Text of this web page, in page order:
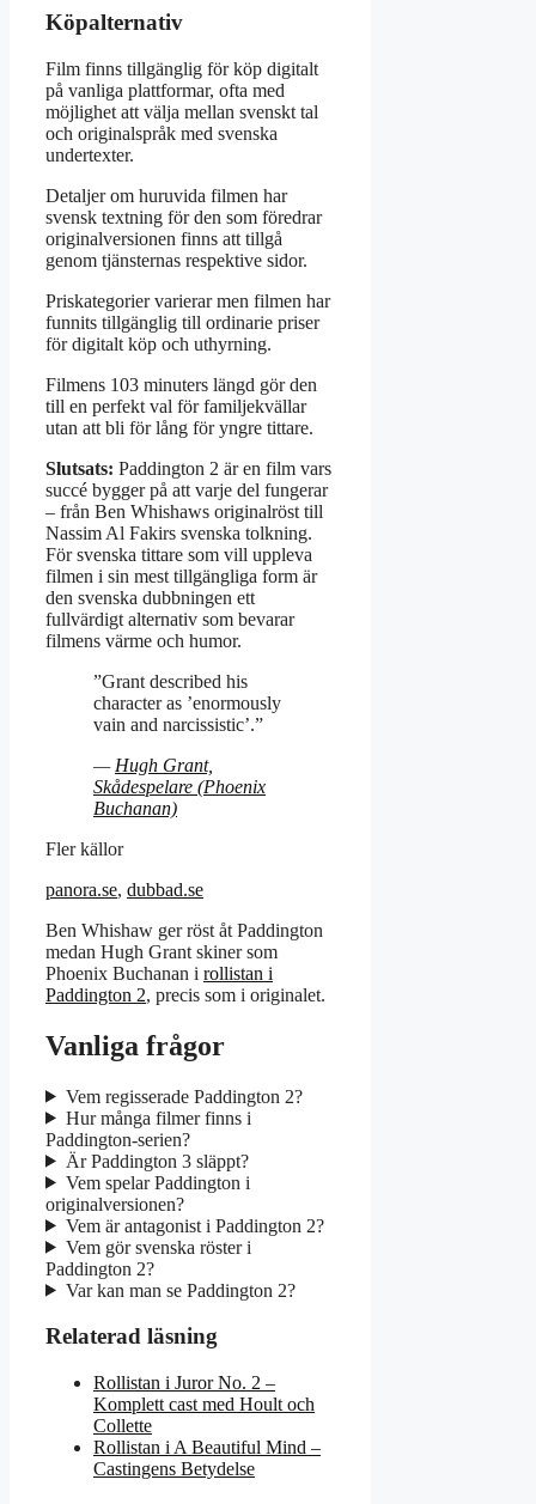
Köpalternativ
Film finns tillgänglig för köp digitalt
på vanliga plattformar, ofta med
möjlighet att välja mellan svenskt tal
och originalspråk med svenska
undertexter.
Detaljer om huruvida filmen har
svensk textning för den som föredrar
originalversionen finns att tillgå
genom tjänsternas respektive sidor.
Priskategorier varierar men filmen har
funnits tillgänglig till ordinarie priser
för digitalt köp och uthyrning.
Filmens 103 minuters längd gör den
till en perfekt val för familjekvällar
utan att bli för lång för yngre tittare.
Slutsats: Paddington 2 är en film vars
succé bygger på att varje del fungerar
– från Ben Whishaws originalröst till
Nassim Al Fakirs svenska tolkning.
För svenska tittare som vill uppleva
filmen i sin mest tillgängliga form är
den svenska dubbningen ett
fullvärdigt alternativ som bevarar
filmens värme och humor.
”Grant described his
character as ’enormously
vain and narcissistic’.”
— Hugh Grant,
Skådespelare (Phoenix
Buchanan)
Fler källor
panora.se, dubbad.se
Ben Whishaw ger röst åt Paddington
medan Hugh Grant skiner som
Phoenix Buchanan i rollistan i
Paddington 2, precis som i originalet.
Vanliga frågor
Vem regisserade Paddington 2?
Hur många filmer finns i
Paddington-serien?
Är Paddington 3 släppt?
Vem spelar Paddington i
originalversionen?
Vem är antagonist i Paddington 2?
Vem gör svenska röster i
Paddington 2?
Var kan man se Paddington 2?
Relaterad läsning
Rollistan i Juror No. 2 –
Komplett cast med Hoult och
Collette
Rollistan i A Beautiful Mind –
Castingens Betydelse